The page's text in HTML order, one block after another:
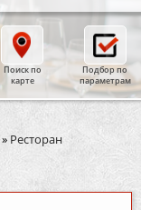
Поиск по
карте
Подбор по
параметрам
» Ресторан